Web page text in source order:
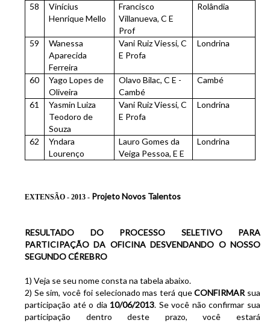
58
Vinícius
Henrique Mello
Francisco
Villanueva, C E
Prof
Rolândia
59
Wanessa
Aparecida
Ferreira
Vani Ruiz Viessi, C
E Profa
Londrina
60
Yago Lopes de
Oliveira
Olavo Bilac, C E -
Cambé
Cambé
61
Yasmin Luiza
Teodoro de
Souza
Vani Ruiz Viessi, C
E Profa
Londrina
62
Yndara
Lourenço
Lauro Gomes da
Veiga Pessoa, E E
Londrina
EXTENSÃO - 2013 - Projeto Novos Talentos
RESULTADO DO PROCESSO SELETIVO PARA
PARTICIPAÇÃO DA OFICINADESVENDANDO O NOSSO
SEGUNDO CÉREBRO
1) Veja se seu nome consta na tabela abaixo.
2) Se sim, você foi selecionado mas terá queCONFIRMAR sua
participação até o dia 10/06/2013. Se você não confirmar sua
participação dentro deste prazo, você estará